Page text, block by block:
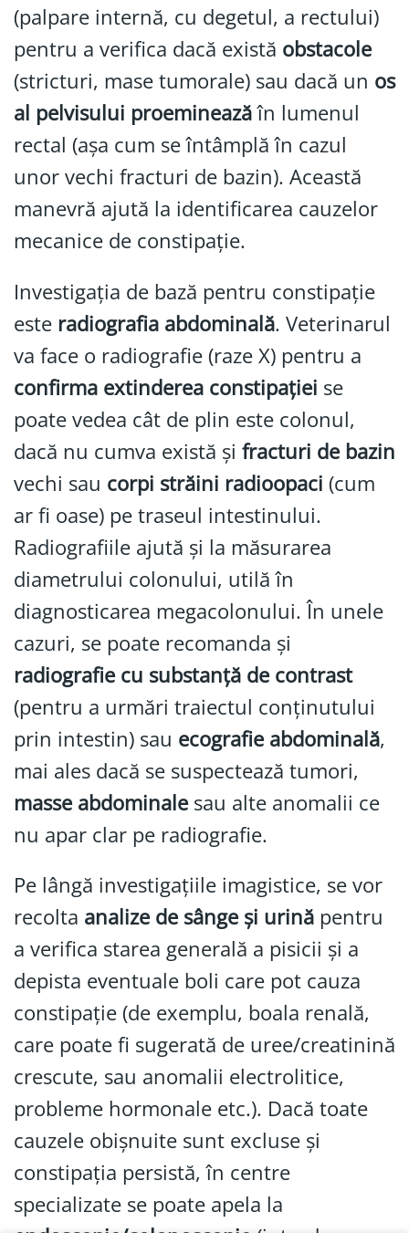
(palpare internă, cu degetul, a rectului)
pentru a verifica dacă există obstacole
(stricturi, mase tumorale) sau dacă un os
al pelvisului proemineazăîn lumenul
rectal (așa cum se întâmplă în cazul
unor vechi fracturi de bazin). Această
manevră ajută la identificarea cauzelor
mecanice de constipație.
Investigația de bază pentru constipație
este radiografia abdominală. Veterinarul
va face o radiografie (raze X) pentru a
confirma extinderea constipației se
poate vedea cât de plin este colonul,
dacă nu cumva există și fracturi de bazin
vechi sau corpi străini radioopaci (cum
ar fi oase) pe traseul intestinului.
Radiografiile ajută și la măsurarea
diametrului colonului, utilă în
diagnosticarea megacolonului. În unele
cazuri, se poate recomanda și
radiografie cu substanță de contrast
(pentru a urmări traiectul conținutului
prin intestin) sau ecografie abdominală,
mai ales dacă se suspectează tumori,
masse abdominalesau alte anomalii ce
nu apar clar pe radiografie.
Pe lângă investigațiile imagistice, se vor
recolta analize de sânge și urină pentru
a verifica starea generală a pisicii și a
depista eventuale boli care pot cauza
constipație (de exemplu, boala renală,
care poate fi sugerată de uree/creatinină
crescute, sau anomalii electrolitice,
probleme hormonale etc.). Dacă toate
cauzele obișnuite sunt excluse și
constipația persistă, în centre
specializate se poate apela la